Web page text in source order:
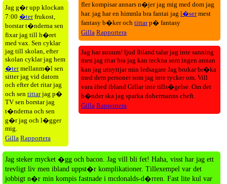
fler kompisar annars n�jer jag mig med dom jag
har. jag har en himmla bra fantai jag l�sermest
fantasy b�ker och tittarp� fantasy
Gilla Rapportera
Jag g�r upp klockan
7:00 �terfrukost,
borstar t�nderna sen
fixar jag till h�ret
med vax. Sen cyklar
jag till skolan, efter
skolan cyklar jag hem
�termellanm�l sen
sitter jag vid datorn
och efter det ritar jag
och sen tittarjag p�
TV sen borstar jag
t�nderna och sen
g�r jag och l�gger
mig.
Gilla Rapportera
Jag har auuum! ljud Ibland talar jag inte sanning
men jag ritar bra jag kan teckna som ingen annan
kan jag utnyttjar min ledsagare Jag brukar br�ka
med dem personer som jag inte tycker om. Vill
vara ifred ibland Gillar inte tills�gelse. Om det
h�nder ska jag sparka dobermanns cheft.
Gilla Rapportera
Jag steker mycket �gg och bacon. Jag vill bli fet! Haha, visst har jag ett
trevligt liv men ibland uppst�r komplikationer. Tillexempel var det
jobbigt n�r min kompis fastnade i mcdonalds-d�rren. Fast lite kul var